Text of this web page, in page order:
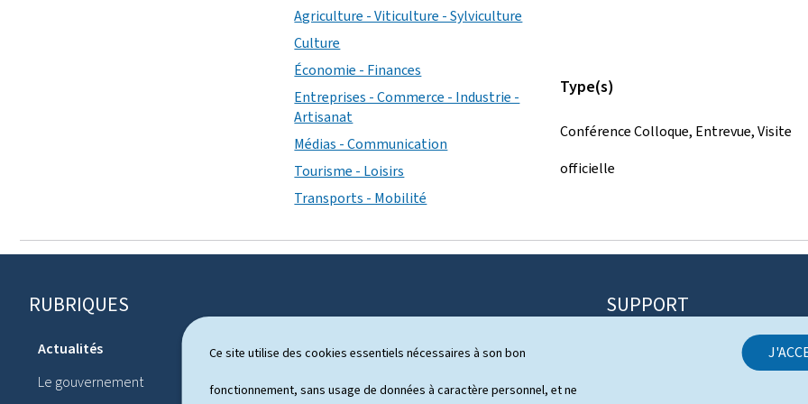
Ce site utilise des cookies essentiels nécessaires à son bon
fonctionnement, sans usage de données à caractère personnel, et ne
Agriculture - Viticulture - Sylviculture
Culture
Économie - Finances
Entreprises - Commerce - Industrie -
Artisanat
Médias - Communication
Tourisme - Loisirs
Transports - Mobilité
Type(s)
Conférence Colloque, Entrevue, Visite
officielle
PRUBRIQUES
Actualités
Le gouvernement
Système politique
Publications
SUPPORT